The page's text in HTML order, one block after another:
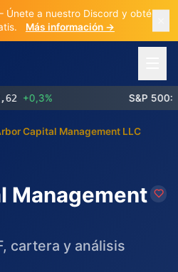
Únete a nuestro Discord y obtén 3
Más información →
+0,3% S&P 500:
Capital Management LLC
Management
cartera y análisis